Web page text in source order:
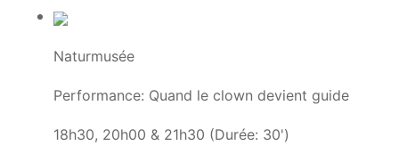
Naturmusée
Performance: Quand le clown devient guide
18h30, 20h00 & 21h30 (Durée: 30')